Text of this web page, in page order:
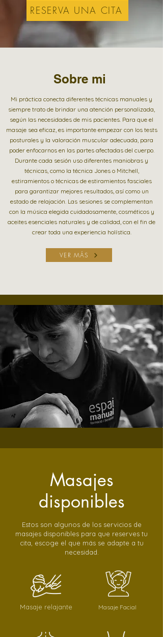
RESERVA UNA CITA
Sobre mi
Mi práctica conecta diferentes técnicas manuales y
siempre trato de brindar una atención personalizada,
según las necesidades de mis pacientes. Para que el
masaje sea eficaz, es importante empezar con los tests
posturales y la valoración muscular adecuada, para
poder enfocarnos en las partes afectadas del cuerpo.
Durante cada sesión uso diferentes maniobras y
técnicas, como la técnica Jones o Mitchell,
estiramientos o técnicas de estiramientos fasciales
para garantizar mejores resultados, así como un
estado de relajación. Las sesiones se complementan
con la música elegida cuidadosamente, cosméticos y
aceites esenciales naturales y de calidad, con el fin de
crear toda una experiencia holística.
VER MÁS
Masajes
disponibles
Estos son algunos de los servicios de
masajes disponibles para que reserves tu
cita, escoge el que más se adapte a tu
necesidad.
Masaje relajante Masaje Facial